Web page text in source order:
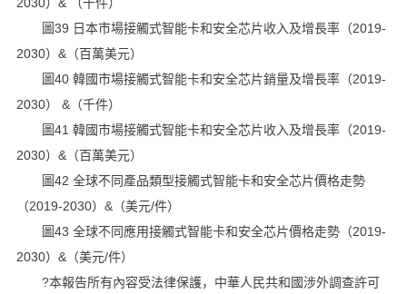
圖39 日本市場接觸式智能卡和安全芯片收入及增長率（2019-
2030）&（百萬美元）
圖40 韓國市場接觸式智能卡和安全芯片銷量及增長率（2019-
2030） &（千件）
圖41 韓國市場接觸式智能卡和安全芯片收入及增長率（2019-
2030）&（百萬美元）
圖42 全球不同產品類型接觸式智能卡和安全芯片價格走勢
（2019-2030）&（美元/件）
圖43 全球不同應用接觸式智能卡和安全芯片價格走勢（2019-
2030）&（美元/件）
?本報告所有內容受法律保護，中華人民共和國涉外調查許可